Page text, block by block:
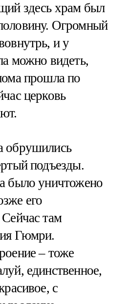
здесь храм был
Огромный
и у
можно видеть,
прошла по
церковь
обрушились
подъезды.
было уничтожено
его
там
Гюмри.
– тоже
единственное,
с